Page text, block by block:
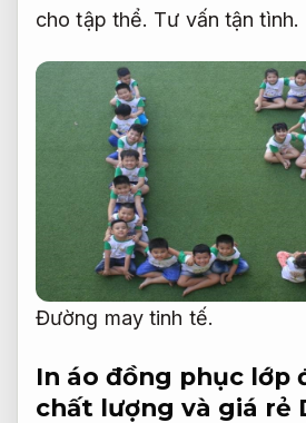
cho tập thể. Tư vấn tận tình.
Đường may tinh tế.
In áo đồng phục lớp
chất lượng và giá rẻ